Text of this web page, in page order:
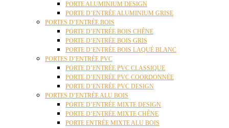
PORTE ALUMINIUM DESIGN
PORTE D’ENTRÉE ALUMINIUM GRISE
PORTES D’ENTRÉE BOIS
PORTE D’ENTRÉE BOIS CHÊNE
PORTE D’ENTRÉE BOIS GRIS
PORTE D’ENTRÉE BOIS LAQUÉ BLANC
PORTES D’ENTRÉE PVC
PORTE D’ENTRÉE PVC CLASSIQUE
PORTE D’ENTRÉE PVC COORDONNÉE
PORTE D’ENTRÉE PVC DESIGN
PORTES D’ENTRÉE ALU BOIS
PORTE D’ENTRÉE MIXTE DESIGN
PORTE D’ENTRÉE MIXTE CHÊNE
PORTE ENTRÉE MIXTE ALU BOIS